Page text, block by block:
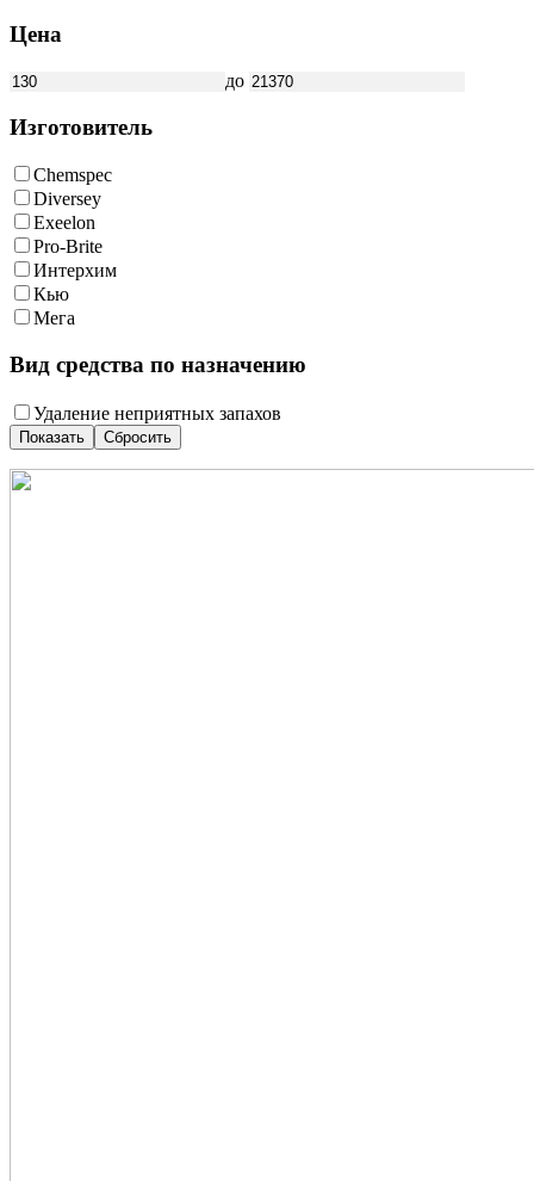
Цена
до
Изготовитель
Chemspec
Diversey
Exeelon
Pro-Brite
Интерхим
Кью
Мега
Вид средства по назначению
Удаление неприятных запахов